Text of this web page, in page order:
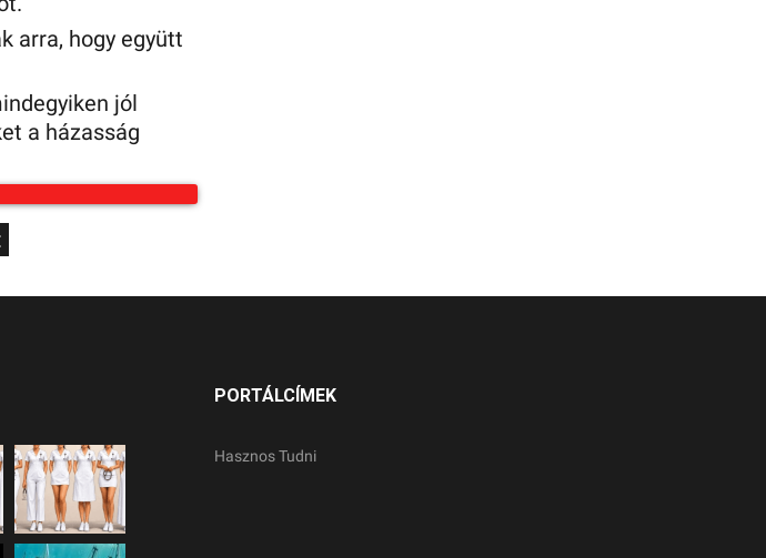
arra, hogy együtt
jól
a házasság
PORTÁLCÍMEK
Hasznos Tudni